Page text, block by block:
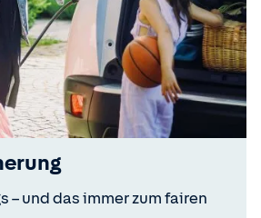
– und das immer zum fairen